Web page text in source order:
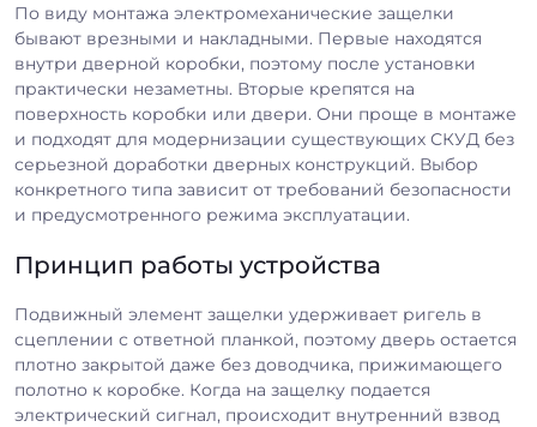
По виду монтажа электромеханические защелки
бывают врезными и накладными. Первые находятся
внутри дверной коробки, поэтому после установки
практически незаметны. Вторые крепятся на
поверхность коробки или двери. Они проще в монтаже
и подходят для модернизации существующих СКУД без
серьезной доработки дверных конструкций. Выбор
конкретного типа зависит от требований безопасности
и предусмотренного режима эксплуатации.
Принцип работы устройства
Подвижный элемент защелки удерживает ригель в
сцеплении с ответной планкой, поэтому дверь остается
плотно закрытой даже без доводчика, прижимающего
полотно к коробке. Когда на защелку подается
электрический сигнал, происходит внутренний взвод